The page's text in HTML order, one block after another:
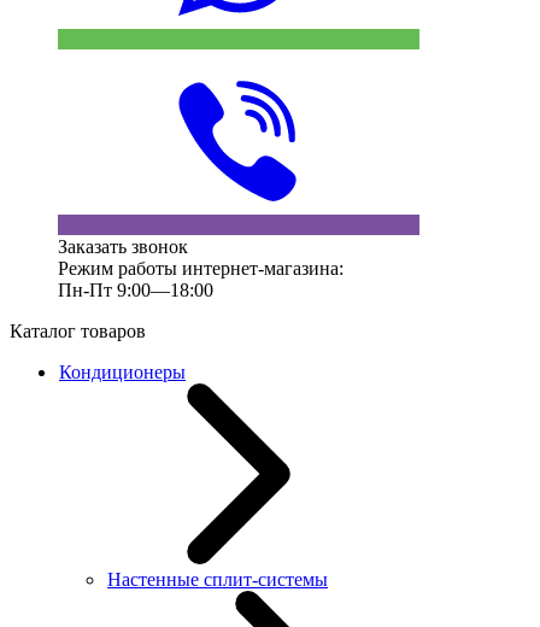
Заказать звонок
Режим работы интернет-магазина:
Пн-Пт 9:00—18:00
Каталог товаров
Кондиционеры
Настенные сплит-системы